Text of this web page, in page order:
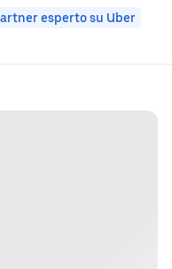
esperto su Uber